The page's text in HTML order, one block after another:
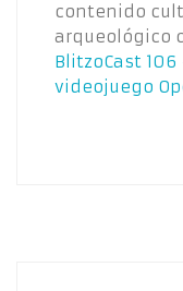
contenido
arqueológico
BlitzoCast
videojuego